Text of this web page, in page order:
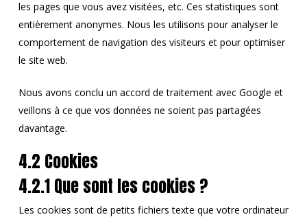
les pages que vous avez visitées, etc. Ces statistiques sont
entièrement anonymes. Nous les utilisons pour analyser le
comportement de navigation des visiteurs et pour optimiser
le site web.
Nous avons conclu un accord de traitement avec Google et
veillons à ce que vos données ne soient pas partagées
davantage.
4.2 Cookies
4.2.1 Que sont les cookies ?
Les cookies sont de petits fichiers texte que votre ordinateur